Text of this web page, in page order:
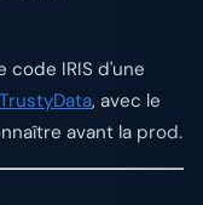
IRIS d'une
, avec le
avant la prod.